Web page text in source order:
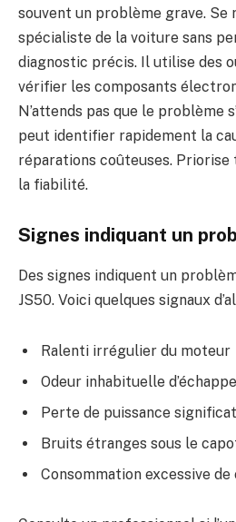
souvent un problème grave. Se
spécialiste de la voiture sans
diagnostic précis. Il utilise des
vérifier les composants
N’attends pas que le problème
peut identifier rapidement la
réparations coûteuses.
la fiabilité.
Signes indiquant un
Des signes indiquent un
JS50. Voici quelques signaux
Ralenti irrégulier du moteur
Odeur inhabituelle
Perte de puissance
Bruits étranges sous le
Consommation excessive